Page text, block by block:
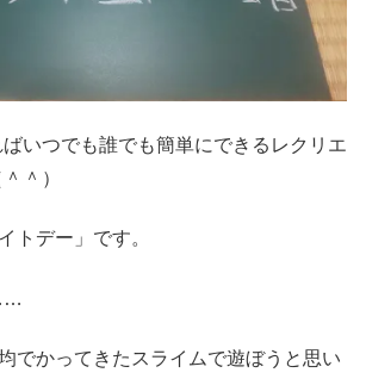
いつでも誰でも簡単にできるレクリエ
＾）
トデー」です。
でかってきたスライムで遊ぼうと思い